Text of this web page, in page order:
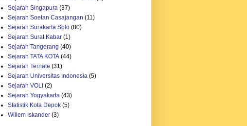
Sejarah Singapura (37)
Sejarah Soetan Casajangan (11)
Sejarah Surakarta Solo (80)
Sejarah Surat Kabar (1)
Sejarah Tangerang (40)
Sejarah TATA KOTA (44)
Sejarah Ternate (31)
Sejarah Universitas Indonesia (5)
Sejarah VOLI (2)
Sejarah Yogyakarta (43)
Statistik Kota Depok (5)
Willem Iskander (3)